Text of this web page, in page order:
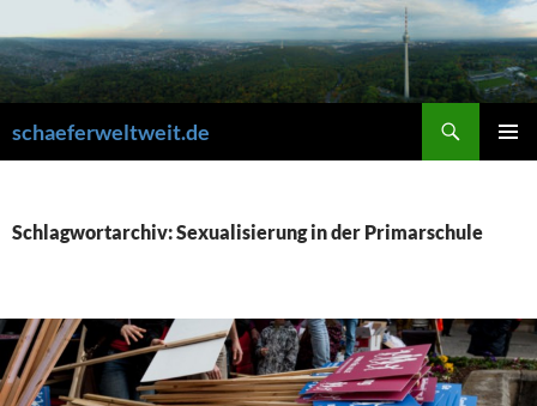
Inhalt
springen
schaeferweltweit.de
Schlagwortarchiv: Sexualisierung in der Primarschule